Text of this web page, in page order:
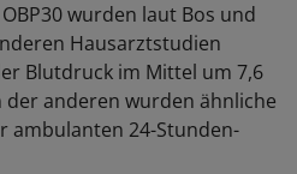
wurden laut Bos und
Hausarztstudien
Blutdruck im Mittel um 7,6
der anderen wurden ähnliche
ambulanten 24-Stunden-